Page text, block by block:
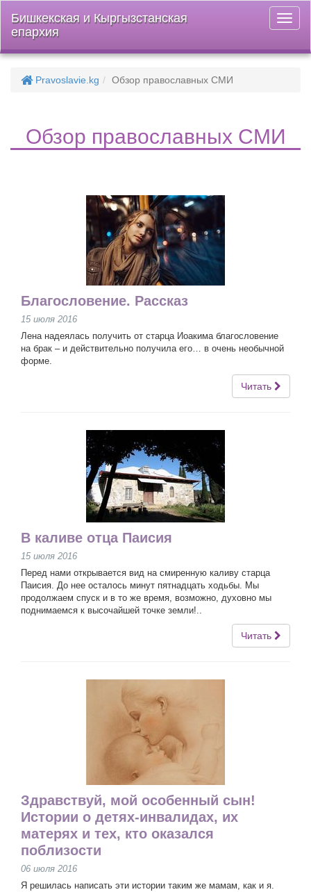
меню
Бишкекская и Кыргызстанская
епархия
Pravoslavie.kg Обзор православных СМИ
Обзор православных СМИ
Благословение. Рассказ
15 июля 2016
Лена надеялась получить от старца Иоакима благословение
на брак – и действительно получила его… в очень необычной
форме.
Читать
В каливе отца Паисия
15 июля 2016
Перед нами открывается вид на смиренную каливу старца
Паисия. До нее осталось минут пятнадцать ходьбы. Мы
продолжаем спуск и в то же время, возможно, духовно мы
поднимаемся к высочайшей точке земли!..
Читать
Здравствуй, мой особенный сын!
Истории о детях-инвалидах, их
матерях и тех, кто оказался
поблизости
06 июля 2016
Я решилась написать эти истории таким же мамам, как и я.